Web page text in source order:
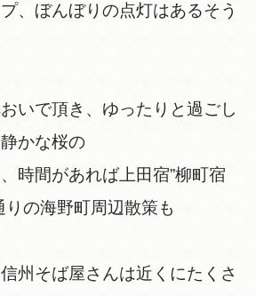
、ぼんぼりの点灯はあるそう
いで頂き、ゆったりと過ごし
かな桜の
時間があれば上田宿”柳町宿
りの海野町周辺散策も
州そば屋さんは近くにたくさ